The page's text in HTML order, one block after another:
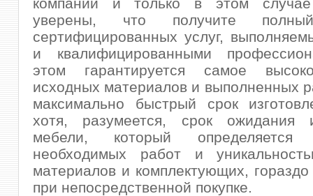
уверены, что получите
сертифицированных услуг,
и квалифицированными
этом гарантируется самое
исходных материалов и выполненных
максимально быстрый срок
хотя, разумеется, срок ожидания
мебели, который определяется
необходимых работ и
материалов и комплектующих,
при непосредственной покупке.